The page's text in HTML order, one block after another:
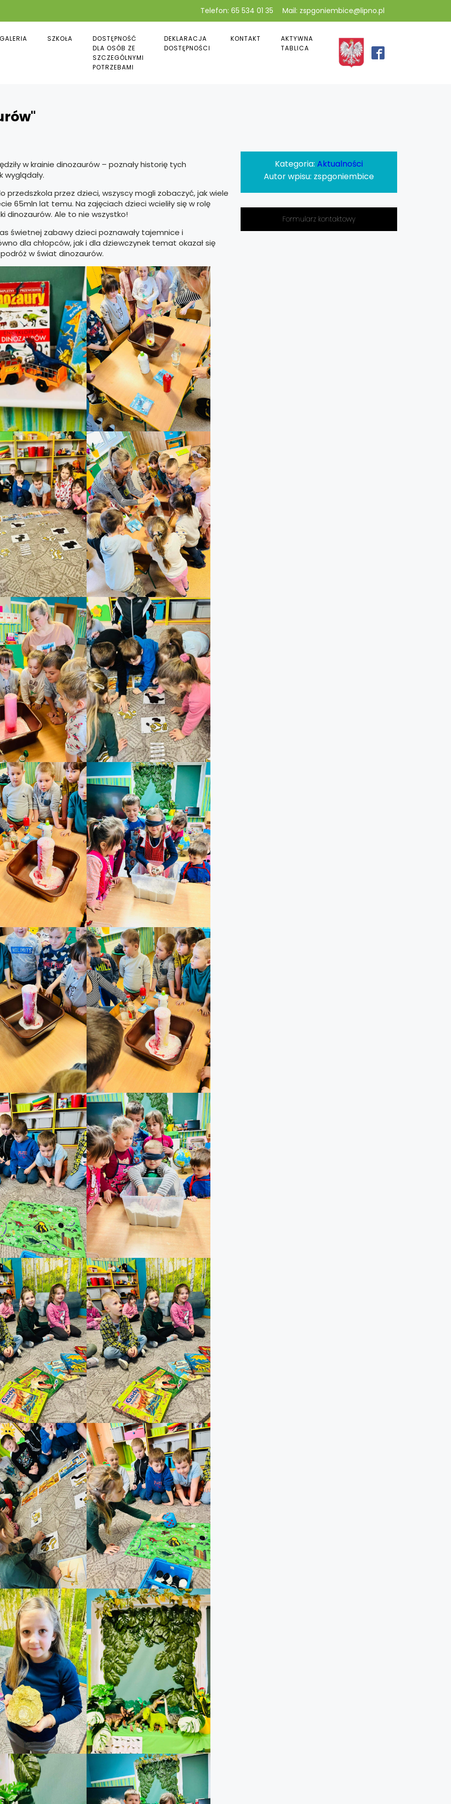
Telefon: 65 534 01 35 Mail: zspgoniembice@lipno.pl
GALERIA SZKOŁA
DOSTĘPNOŚĆ
DLA OSÓB ZE
SZCZEGÓLNYMI
POTRZEBAMI
DEKLARACJA
DOSTĘPNOŚCI
KONTAKT
AKTYWNA
TABLICA
w krainie dinozaurów – poznały historię tych
wyglądały.
przedszkola przez dzieci, wszyscy mogli zobaczyć, jak wiele
65mln lat temu. Na zajęciach dzieci wcieliły się w rolę
dinozaurów. Ale to nie wszystko!
świetnej zabawy dzieci poznawały tajemnice i
dla chłopców, jak i dla dziewczynek temat okazał się
w świat dinozaurów.
Kategoria: Aktualności
Autor wpisu: zspgoniembice
Formularz kontaktowy